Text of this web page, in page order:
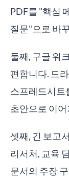
PDF를 "핵심
질문"으로 바
둘째, 구글 워
편합니다. 드
스프레드시트
초안으로 이
셋째, 긴 보고
리서처, 교육
문서의 주장